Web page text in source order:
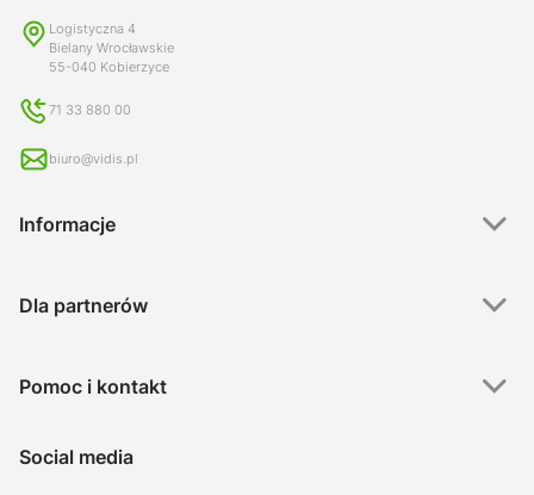
Logistyczna 4
Bielany Wrocławskie
55-040 Kobierzyce
71 33 880 00
biuro@vidis.pl
Informacje
Dla partnerów
Pomoc i kontakt
Social media